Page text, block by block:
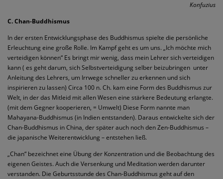
Konfuzius
C. Chan-Buddhismus
In der ersten Entwicklungsphase des Buddhismus spielte die persönliche
Erleuchtung eine große Rolle. Im Kampf geht es um uns. „Ich möchte mich
verteidigen können“ Es bringt mir wenig, dass mein Lehrer sich verteidigen
kann ( es geht darum, sich Selbstverteidigung selber beizubringen unter
Anleitung des Lehrers, um Irrwege schneller zu erkennen und sich
inspirieren zu lassen) Circa 100 n. Ch. kam eine Form des Buddhismus zur
Welt, in der das Mitleid mit allen Wesen eine stärkere Bedeutung erlangte.
(mit dem Gegner kooperieren, = Umwelt) Diese Form nannte man
Mahayana-Buddhismus (in Indien entstanden). Daraus entwickelte sich der
Chan-Buddhismus in China, der später auch noch den Zen-Buddhismus –
die japanische Weiterentwicklung – entstehen ließ.
„Chan“ bezeichnet eine Übung der Konzentration und die Beobachtung des
eigenen Geistes. Auch die Versenkung und Meditation werden darunter
verstanden. Die Geburtsstunde des Chan-Buddhismus geht auf den